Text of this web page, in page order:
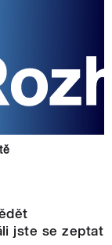
jste se zeptat